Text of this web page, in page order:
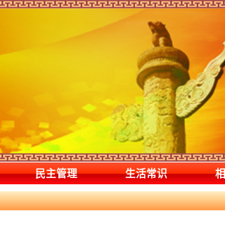
民主管理 生活常识